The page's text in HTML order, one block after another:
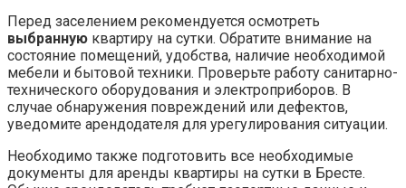
Перед заселением рекомендуется осмотреть
выбранную квартиру на сутки. Обратите внимание на
состояние помещений, удобства, наличие необходимой
мебели и бытовой техники. Проверьте работу санитарно-
технического оборудования и электроприборов. В
случае обнаружения повреждений или дефектов,
уведомите арендодателя для урегулирования ситуации.
Необходимо также подготовить все необходимые
документы для аренды квартиры на сутки в Бресте.